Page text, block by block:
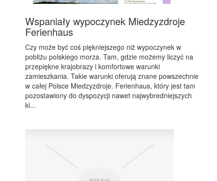
Wspaniały wypoczynek Miedzyzdroje
Ferienhaus
Czy może być coś piękniejszego niż wypoczynek w
pobliżu polskiego morza. Tam, gdzie możemy liczyć na
przepiękne krajobrazy i komfortowe warunki
zamieszkania. Takie warunki oferują znane powszechnie
w całej Polsce Miedzyzdroje. Ferienhaus, który jest tam
pozostawiony do dyspozycji nawet najwybredniejszych
kl...